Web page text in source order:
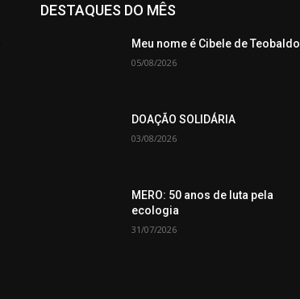
DESTAQUES DO MÊS
Meu nome é Cibele de Teobaldo
05/08/2026
DOAÇÃO SOLIDÁRIA
03/08/2026
MERO: 50 anos de luta pela
ecologia
31/07/2026